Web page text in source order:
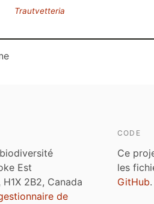
Trautvetteria
Est
2B2, Canada
de
CODE
Ce
les
GitHub.